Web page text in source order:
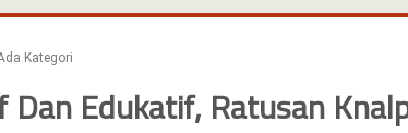
Dua Pelaku Pembunuhan Manusia Silver di Probolinggo Ditangkap di
Hadirkan Tujuh Sapta Pesona Wisata di Amfiteater, Mikutopia Buka
Polsek Wonoasih Perkuat Ketahanan Pangan Lewat Dialog Bersama Petani
Kategori
Dan Edukatif, Ratusan